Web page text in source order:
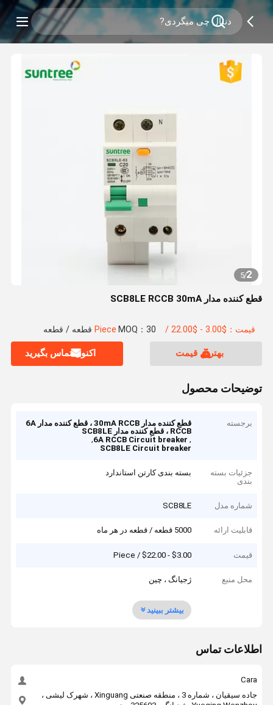
2
/
5
قطع کننده مدار SCB8LE RCCB 30mA
قیمت：$3.00 - $22.00 / Piece MOQ：30 قطعه / قطعه
بهترین قیمت اکنون تماس بگیرید
توضیحات محصول
برجسته
قطع کننده مدار 30mA RCCB ، قطع کننده مدار 6A
RCCB ، قطع کننده مدار SCB8LE
,
6A RCCB Circuit breaker
,
SCB8LE Circuit breaker
جزئیات بسته
بندی
بسته بندی کارتن استاندارد
شماره مدل SCB8LE
قابلیت ارائه 5000 قطعه / قطعه در هر ماه
قیمت $3.00 - $22.00 / Piece
محل منبع ژجیانگ ، چین
بیشتر ببینید
اطلاعات تماس
Cara
جاده سیقیان ، شماره 3 ، منطقه صنعتی Xinguang ، شهرک لیشی ،